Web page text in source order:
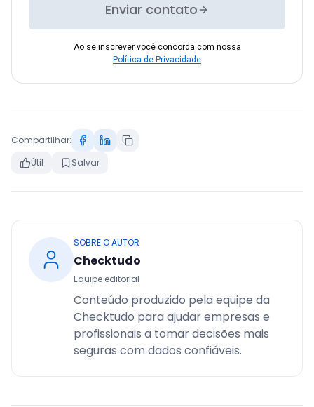
Enviar contato
Ao se inscrever você concorda com nossa
Política de Privacidade
Compartilhar:
Útil
Salvar
SOBRE O AUTOR
Checktudo
Equipe editorial
Conteúdo produzido pela equipe da
Checktudo para ajudar empresas e
profissionais a tomar decisões mais
seguras com dados confiáveis.